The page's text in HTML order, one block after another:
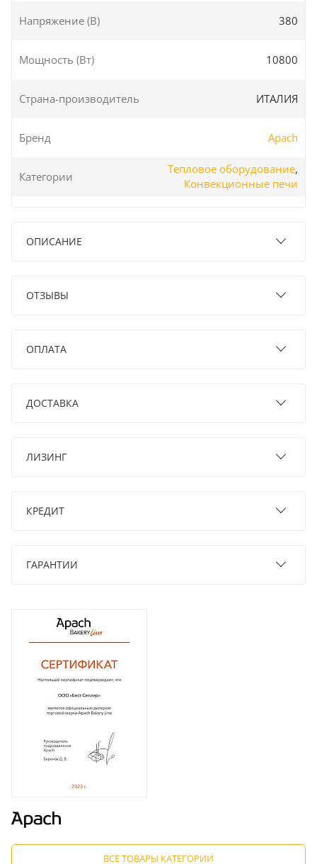
Напряжение (В) 380
Мощность (Вт) 10800
Страна-производитель ИТАЛИЯ
Бренд Apach
Категории
Тепловое оборудование,
Конвекционные печи
ОПИСАНИЕ
ОТЗЫВЫ
ОПЛАТА
ДОСТАВКА
ЛИЗИНГ
КРЕДИТ
ГАРАНТИИ
ВСЕ ТОВАРЫ КАТЕГОРИИ